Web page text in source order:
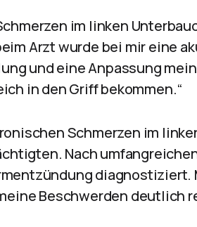
im linken
Arzt wurde bei mir eine
und eine Anpassung
in den Griff bekommen.“
Schmerzen im
Nach
diagnostiziert.
Beschwerden deutlich